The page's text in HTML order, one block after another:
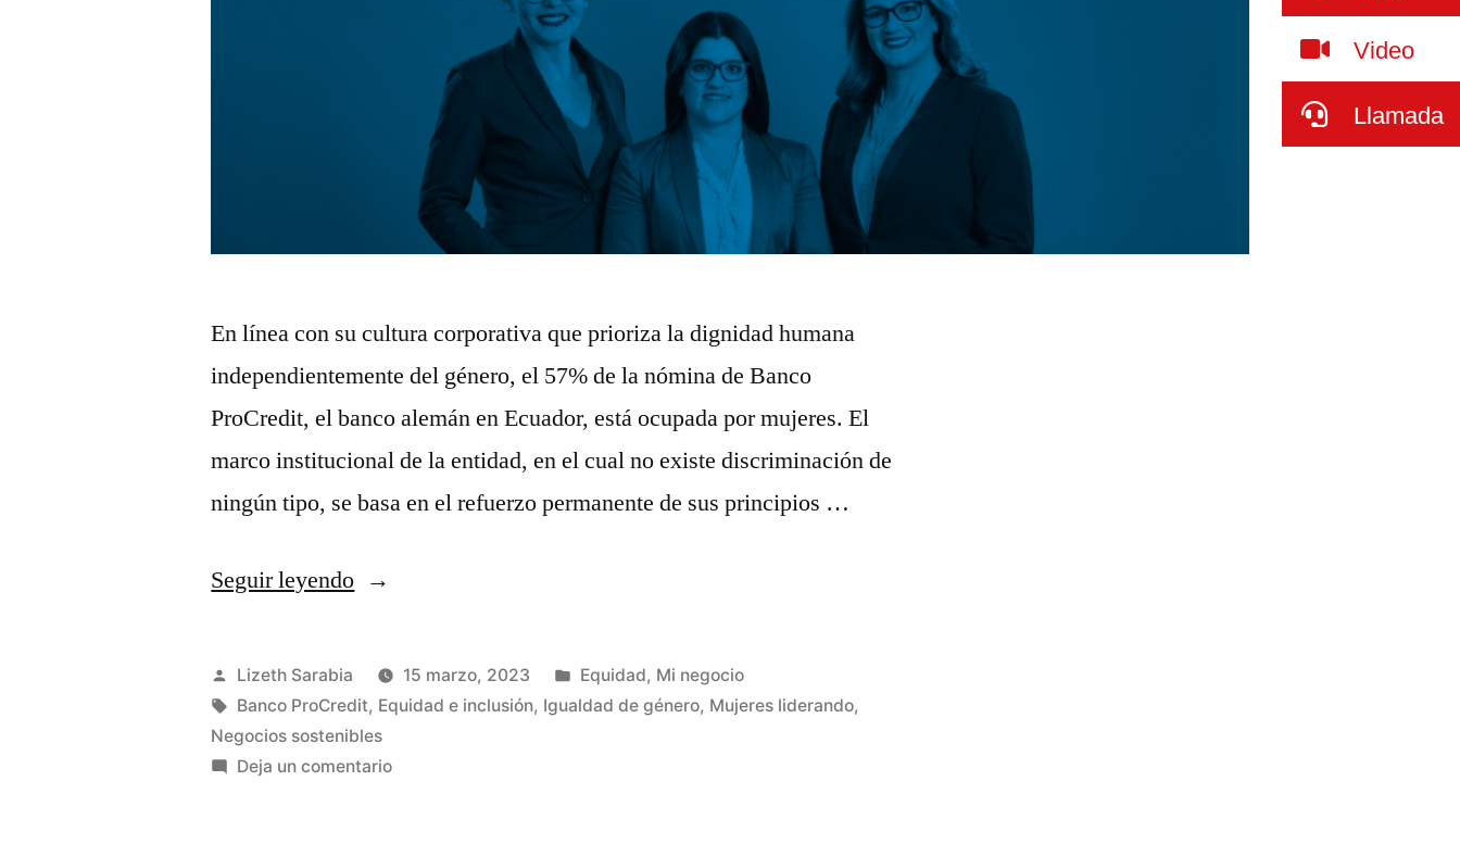
En línea con su cultura corporativa que prioriza la dignidad humana
independientemente del género, el 57% de la nómina de Banco
ProCredit, el banco alemán en Ecuador, está ocupada por mujeres. El
marco institucional de la entidad, en el cual no existe discriminación de
ningún tipo, se basa en el refuerzo permanente de sus principios …
Seguir leyendo
Lizeth Sarabia 15 marzo, 2023 Equidad, Mi negocio
Banco ProCredit, Equidad e inclusión, Igualdad de género, Mujeres liderando,
Negocios sostenibles
Deja un comentario
Video
Llamada